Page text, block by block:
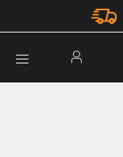
Parola